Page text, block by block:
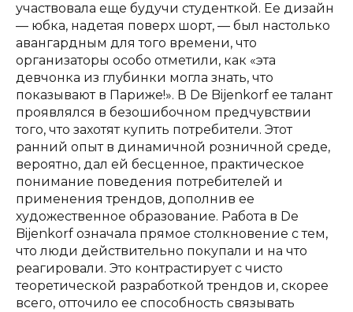
участвовала еще будучи студенткой. Ее дизайн
— юбка, надетая поверх шорт, — был настолько
авангардным для того времени, что
организаторы особо отметили, как «эта
девчонка из глубинки могла знать, что
показывают в Париже!». В De Bijenkorf ее талант
проявлялся в безошибочном предчувствии
того, что захотят купить потребители. Этот
ранний опыт в динамичной розничной среде,
вероятно, дал ей бесценное, практическое
понимание поведения потребителей и
применения трендов, дополнив ее
художественное образование. Работа в De
Bijenkorf означала прямое столкновение с тем,
что люди действительно покупали и на что
реагировали. Это контрастирует с чисто
теоретической разработкой трендов и, скорее
всего, отточило ее способность связывать